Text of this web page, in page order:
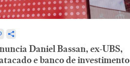
Daniel Bassan, ex-UBS,
e banco de investimento